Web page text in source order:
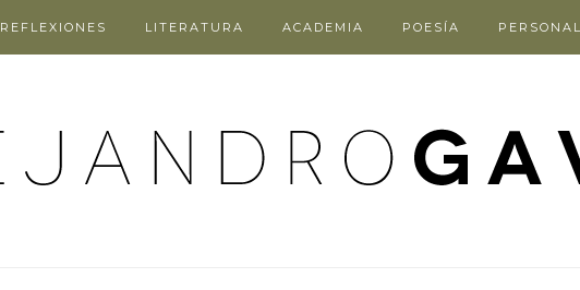
REFLEXIONES LITERATURA ACADEMIA POESÍA PERSONAL